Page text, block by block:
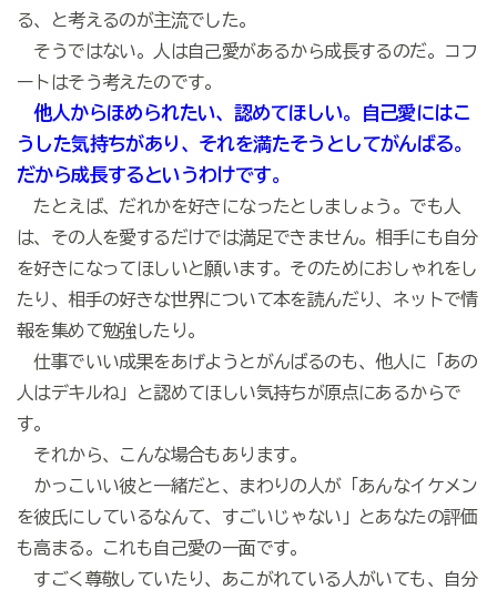
る、と考えるのが主流でした。
そうではない。人は自己愛があるから成長するのだ。コフ
ートはそう考えたのです。
他人からほめられたい、認めてほしい。自己愛にはこ
うした気持ちがあり、それを満たそうとしてがんばる。
だから成長するというわけです。
たとえば、だれかを好きになったとしましょう。でも人
は、その人を愛するだけでは満足できません。相手にも自分
を好きになってほしいと願います。そのためにおしゃれをし
たり、相手の好きな世界について本を読んだり、ネットで情
報を集めて勉強したり。
仕事でいい成果をあげようとがんばるのも、他人に「あの
人はデキルね」と認めてほしい気持ちが原点にあるからで
す。
それから、こんな場合もあります。
かっこいい彼と一緒だと、まわりの人が「あんなイケメン
を彼氏にしているなんて、すごいじゃない」とあなたの評価
も高まる。これも自己愛の一面です。
すごく尊敬していたり、あこがれている人がいても、自分